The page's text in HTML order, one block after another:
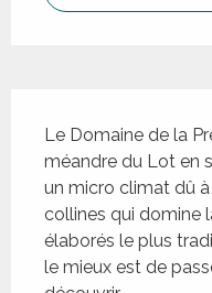
Le Domaine de la
méandre du Lot en
un micro climat dû
collines qui domine
élaborés le plus
le mieux est de